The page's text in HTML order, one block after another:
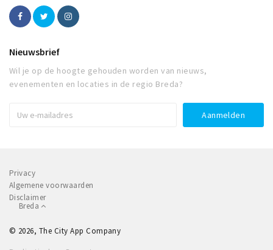
Nieuwsbrief
Wil je op de hoogte gehouden worden van nieuws,
evenementen en locaties in de regio Breda?
Privacy
Algemene voorwaarden
Disclaimer
Breda
© 2026, The City App Company